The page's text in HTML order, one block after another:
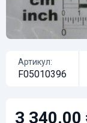
Артикул:
F05010396
3 340.00